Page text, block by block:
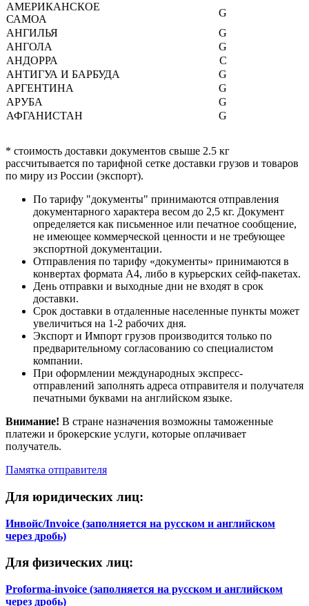
АМЕРИКАНСКОЕ
САМОА
G
АНГИЛЬЯ
G
АНГОЛА
G
АНДОРРА
C
АНТИГУА И БАРБУДА
G
АРГЕНТИНА
G
АРУБА
G
АФГАНИСТАН
G
БАРБАДОС
G
БАХРЕЙН
F
БЕЛИЗ
БЕЛЬГИЯ
B
БЕНИН
G
БЕРМУДСКИЕ ОСТРОВА
G
БОЛГАРИЯ
C
БОЛИВИЯ
БОСНИЯ И
ГЕРЦЕГОВИНА
C
БОТСВАНА
G
БРАЗИЛИЯ
G
БРИТАНСКИЕ
ВИРГИНСКИЕ ОСТРОВА
БРУНЕЙ
F
БУРКИНА-ФАСО
БУРУНДИ
G
БУТАН
F
ВАНУАТУ
G
ВЕЛИКОБРИТАНИЯ
ВЕНГРИЯ
A
ВЕНЕСУЭЛА
ВЬЕТНАМ
ГАИТИ
ГАМБИЯ
G
ГАНА
ГВАТЕМАЛА
ГВИНЕЯ-БИСАУ
G
* стоимость доставки документов свыше 2.5 кг
рассчитывается по тарифной сетке доставки грузов и товаров
по миру из России (экспорт).
По тарифу "документы" принимаются отправления
документарного характера весом до 2,5 кг. Документ
определяется как письменное или печатное сообщение,
не имеющее коммерческой ценности и не требующее
экспортной документации.
Отправления по тарифу «документы» принимаются в
конвертах формата А4, либо в курьерских сейф-пакетах.
День отправки и выходные дни не входят в срок
доставки.
Срок доставки в отдаленные населенные пункты может
увеличиться на 1-2 рабочих дня.
Экспорт и Импорт грузов производится только по
предварительному согласованию со специалистом
компании.
При оформлении международных экспресс-
отправлений заполнять адреса отправителя и получателя
печатными буквами на английском языке.
Внимание! В стране назначения возможны таможенные
платежи и брокерские услуги, которые оплачивает
получатель.
Памятка отправителя
Для юридических лиц:
Инвойс/Invoice (заполняется на русском и английском
через дробь)
Для физических лиц:
Proforma-invoice (заполняется на русском и английском
через дробь)